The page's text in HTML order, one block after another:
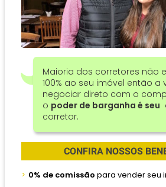
Maioria dos corretores não
100% ao seu imóvel então
negociar direto com o
o poder de barganha é seu
corretor.
CONFIRA NOSSOS
0% de comissão para vender seu